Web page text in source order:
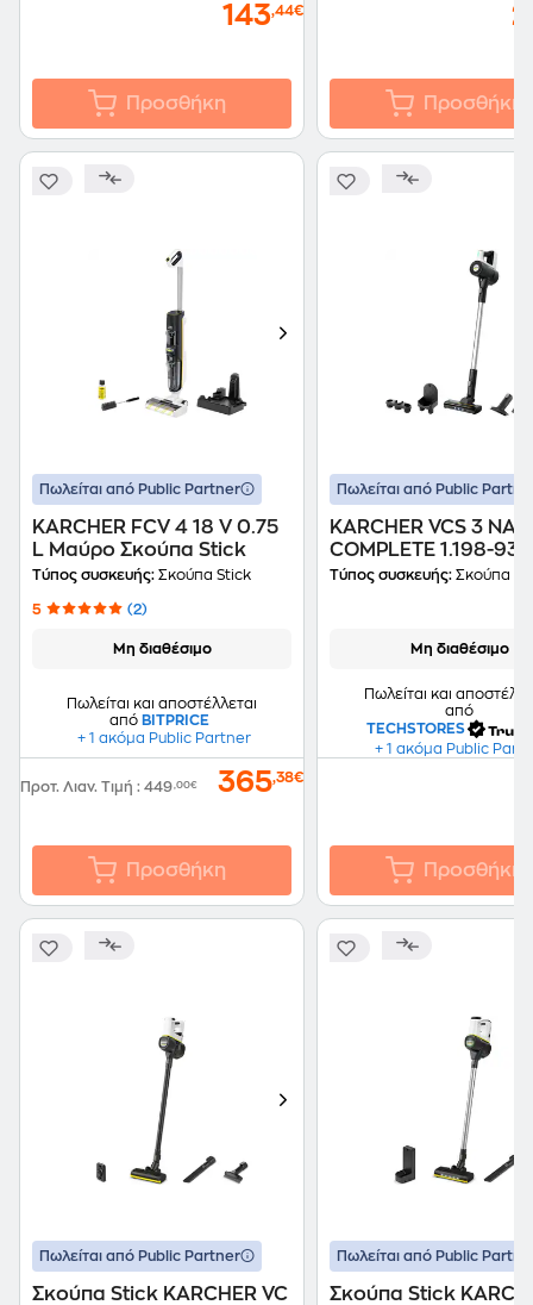
143,44€
Προσθήκη Προσθήκη
Πωλείται από Public Partner
KARCHER FCV 4 18 V 0.75
L Μαύρο Σκούπα Stick
Τύπος συσκευής: Σκούπα Stick
5 (2)
Μη διαθέσιμο
Πωλείται και αποστέλλεται
από BITPRICE
+ 1 ακόμα Public Partner
Προτ. Λιαν. Τιμή : 449,00€ 365,38€
Προσθήκη
Πωλείται από Public
KARCHER VCS 3
COMPLETE 1.198-
L Μαύρο Σκούπα
Τύπος συσκευής: Σκούπα
Μη διαθέσιμο
Πωλείται και
από
TECHSTORES
+ 1 ακόμα Public
Προσθήκη
Πωλείται από Public Partner
Σκούπα Stick KARCHER VC
Πωλείται από Public
Σκούπα Stick